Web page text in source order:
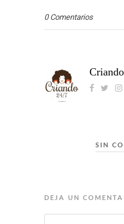
0 Comentarios
SIN
DEJA UN